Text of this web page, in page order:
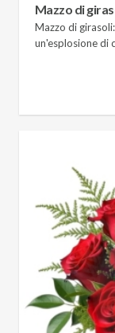
Mazzo di
Mazzo di
un'esplosione di